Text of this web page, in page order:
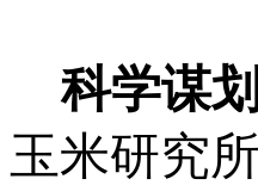
科学谋
玉米研究